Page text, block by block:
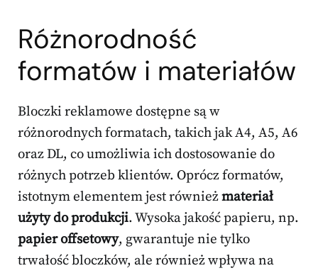
Różnorodność
formatów i materiałów
Bloczki reklamowe dostępne są w
różnorodnych formatach, takich jak A4, A5, A6
oraz DL, co umożliwia ich dostosowanie do
różnych potrzeb klientów. Oprócz formatów,
istotnym elementem jest równieżmateriał
użyty do produkcji. Wysoka jakość papieru, np.
papier offsetowy, gwarantuje nie tylko
trwałość bloczków, ale również wpływa na